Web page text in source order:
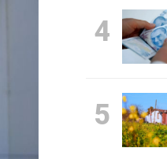
4
5